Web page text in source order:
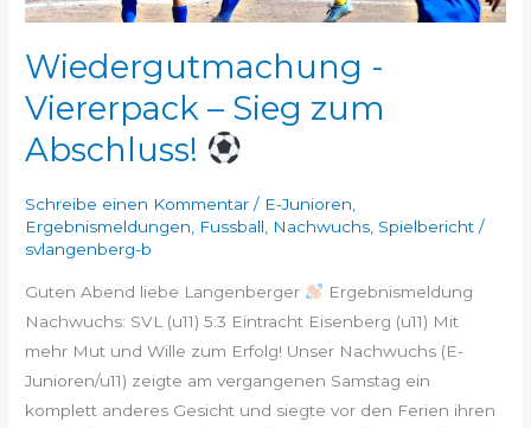
Wiedergutmachung -
Viererpack – Sieg zum
Abschluss!
Schreibe einen Kommentar / E-Junioren
Ergebnismeldungen
Fussball Nachwuchs Spielbericht /
svlangenberg-b
Guten Abend liebe Langenberger
Ergebnismeldung
Nachwuchs: SVL (u11) 5:3 Eintracht Eisenberg (u11) Mit
mehr Mut und Wille zum Erfolg! Unser Nachwuchs (E-
Junioren/u11) zeigte am vergangenen Samstag ein
komplett anderes Gesicht und siegte vor den Ferien ihren